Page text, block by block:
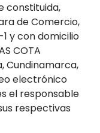
constituida,
de Comercio,
y con domicilio
COTA
Cundinamarca,
electrónico
el responsable
respectivas